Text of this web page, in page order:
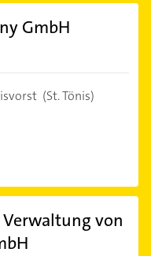
GmbH
(St. Tönis)
von